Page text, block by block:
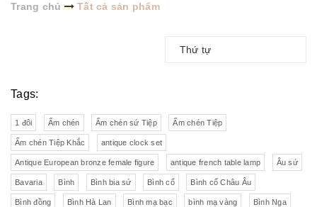
Trang chủ Tất cả sản phẩm
Thứ tự
Tags:
1 đôi Ấm chén Ấm chén sứ Tiệp Ấm chén Tiệp
Ấm chén Tiệp Khắc antique clock set
Antique European bronze female figure antique french table lamp Âu sứ
Bavaria Bình Bình bia sứ Bình cổ Bình cổ Châu Âu
Bình đồng Bình Hà Lan Bình mạ bạc bình mạ vàng Bình Nga